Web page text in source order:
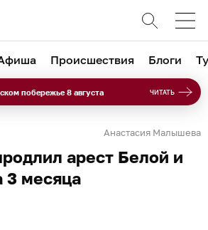
Происшествия Блоги
побережье 8 августа ЧИТАТЬ
Анастасия Малышева
арест Белой и
3 месяца